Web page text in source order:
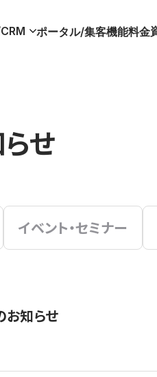
ポータル/集客機能料金
せ
イベント・セミナー
知らせ